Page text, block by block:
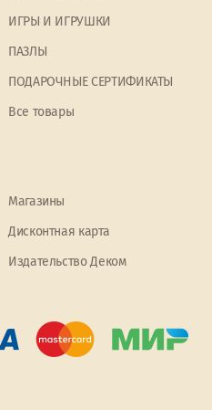
ИГРЫ И ИГРУШКИ
ПАЗЛЫ
ПОДАРОЧНЫЕ СЕРТИФИКАТЫ
Все товары
Магазины
Дисконтная карта
Издательство Деком